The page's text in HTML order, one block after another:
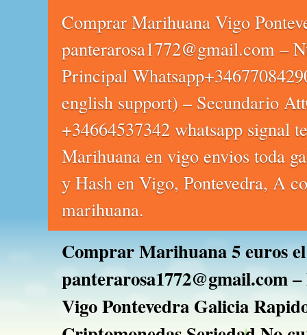
Comprar Marihuana Vigo
panterarosa1772@gmail.com –
Principal
english support) – Secundario
+34664537342 whatsapp signal
Marihuana en vigo envios toda
y Hash en Vigo, Pontevedra, A
marihuana.
Comprar Marihuana 5 euros
panterarosa1772@gmail.com
Vigo Pontevedra Galicia